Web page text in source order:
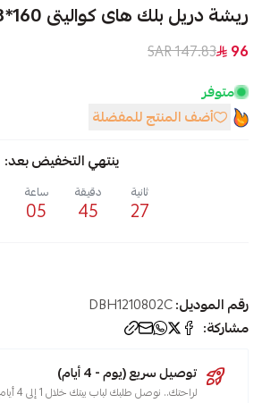
ريشة دريل بلك هاى كواليتى 160*8 ملم
96
147.83 SAR
متوفر
أضف المنتج للمفضلة
ينتهي التخفيض بعد:
27
ثانية
45
دقيقة
05
ساعة
رقم الموديل:DBH1210802C
مشاركة:
توصيل سريع (يوم - 4 أيام)
لراحتك.. نوصل طلبك لباب بيتك خلال 1 إلى 4 أيام عمل